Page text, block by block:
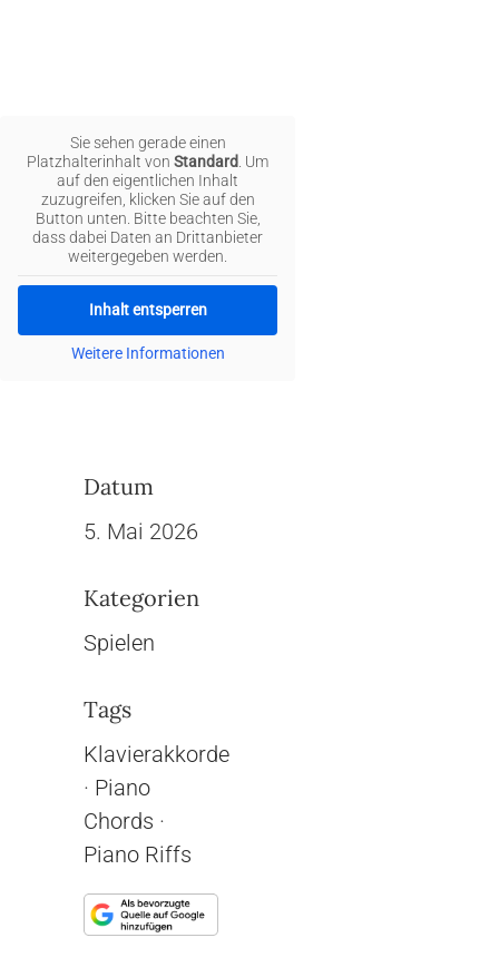
Sie sehen gerade einen
Platzhalterinhalt vonStandard . Um
auf den eigentlichen Inhalt
zuzugreifen, klicken Sie auf den
Button unten. Bitte beachten Sie,
dass dabei Daten an Drittanbieter
weitergegeben werden.
Inhalt entsperren
Weitere Informationen
Datum
5. Mai 2026
Kategorien
Spielen
Tags
Klavierakkorde
· Piano
Chords ·
Piano Riffs